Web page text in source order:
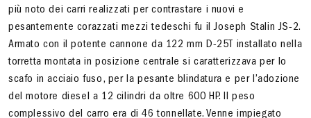
più noto dei carri realizzati per contrastare i nuovi e
pesantemente corazzati mezzi tedeschi fu il Joseph Stalin JS-2.
Armato con il potente cannone da 122 mm D-25T installato nella
torretta montata in posizione centrale si caratterizzava per lo
scafo in acciaio fuso, per la pesante blindatura e per l’adozione
del motore diesel a 12 cilindri da oltre 600 HP. Il peso
complessivo del carro era di 46 tonnellate. Venne impiegato